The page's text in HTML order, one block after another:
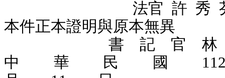
法官 許 秀
本件正本證明與原本無異
書 記 官 林 沛
中 華 民 國